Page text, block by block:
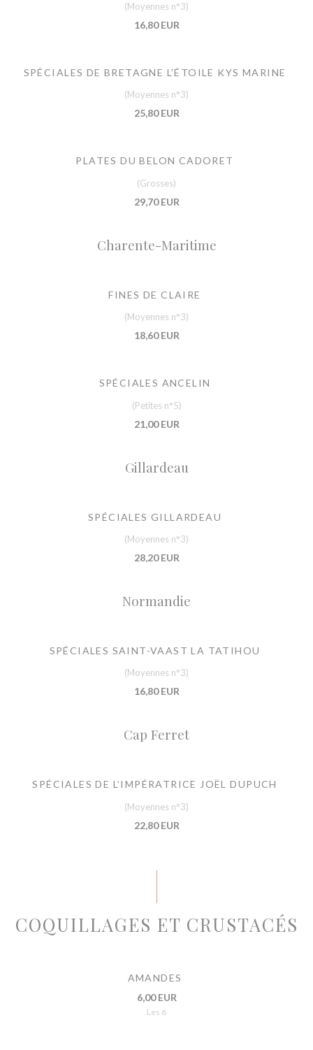
(Moyennes n°3)
16,80 EUR
SPÉCIALES DE BRETAGNE L’ÉTOILE KYS MARINE
(Moyennes n°3)
25,80 EUR
PLATES DU BELON CADORET
(Grosses)
29,70 EUR
Charente-Maritime
FINES DE CLAIRE
(Moyennes n°3)
18,60 EUR
SPÉCIALES ANCELIN
(Petites n°5)
21,00 EUR
Gillardeau
SPÉCIALES GILLARDEAU
(Moyennes n°3)
28,20 EUR
Normandie
SPÉCIALES SAINT-VAAST LA TATIHOU
(Moyennes n°3)
16,80 EUR
Cap Ferret
SPÉCIALES DE L’IMPÉRATRICE JOËL DUPUCH
(Moyennes n°3)
22,80 EUR
COQUILLAGES ET CRUSTACÉS
AMANDES
6,00 EUR
Les 6